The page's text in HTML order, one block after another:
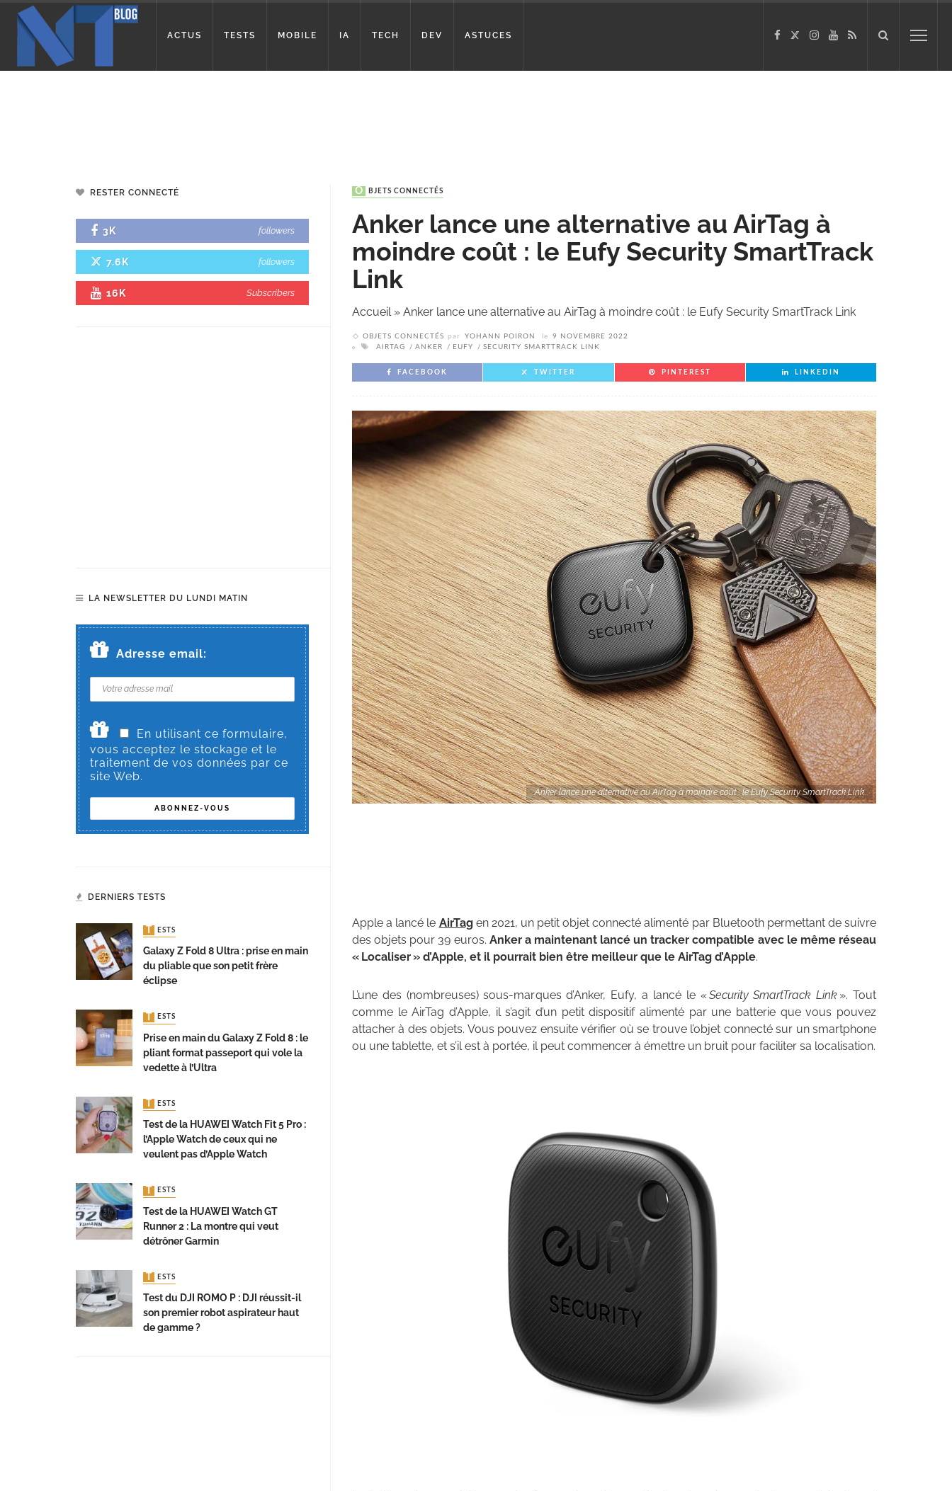
ACTUS TESTS MOBILE IA TECH DEV ASTUCES
OBJETS CONNECTÉS
Anker lance une alternative au AirTag à
moindre coût : le Eufy Security SmartTrack
Link
Accueil» Anker lance une alternative au AirTag à moindre coût : le Eufy Security SmartTrack Link
OBJETS CONNECTÉS par YOHANN POIRON le
9 NOVEMBRE 2022
AIRTAG
ANKER EUFY SECURITY SMARTTRACK LINK
FACEBOOK TWITTER PINTEREST LINKEDIN
Anker lance une alternative au AirTag à moindre coût : le Eufy Security SmartTrack Link
Apple a lancé le AirTagen 2021, un petit objet connecté alimenté par Bluetooth permettant de suivre
des objets pour 39 euros. Anker a maintenant lancé un tracker compatible avec le même réseau
« Localiser » d’Apple, et il pourrait bien être meilleur que le AirTag d’Apple.
L’une des (nombreuses) sous-marques d’Anker, Eufy, a lancé le «Security SmartTrack Link ». Tout
comme le AirTag d’Apple, il s’agit d’un petit dispositif alimenté par une batterie que vous pouvez
attacher à des objets. Vous pouvez ensuite vérifier où se trouve l’objet connecté sur un smartphone
ou une tablette, et s’il est à portée, il peut commencer à émettre un bruit pour faciliter sa localisation.
RESTER CONNECTÉ
3K followers
7.6K followers
16K Subscribers
LA NEWSLETTER DU LUNDI MATIN
Adresse email:
En utilisant ce formulaire,
vous acceptez le stockage et le
traitement de vos données par ce
site Web.
DERNIERS TESTS
TESTS
Galaxy Z Fold 8 Ultra : prise en main
du pliable que son petit frère
éclipse
TESTS
Prise en main du Galaxy Z Fold 8 : le
pliant format passeport qui vole la
vedette à l’Ultra
TESTS
Test de la HUAWEI Watch Fit 5 Pro :
l’Apple Watch de ceux qui ne
veulent pas d’Apple Watch
TESTS
Test de la HUAWEI Watch GT
Runner 2 : La montre qui veut
détrôner Garmin
TESTS
Test du DJI ROMO P : DJI réussit-il
son premier robot aspirateur haut
de gamme ?